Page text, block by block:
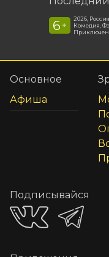
6 +
2026, Россия
Комедия,
Основное
Афиша
Подписывайся